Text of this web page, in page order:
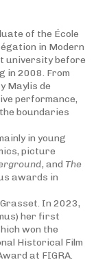
of the École
in Modern
university before
in 2008. From
Maylis de
performance,
boundaries
in young
picture
, and The
awards in
In 2023,
her first
won the
Historical Film
at FIGRA.